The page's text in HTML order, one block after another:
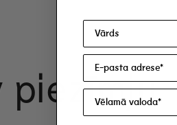
piezīmju